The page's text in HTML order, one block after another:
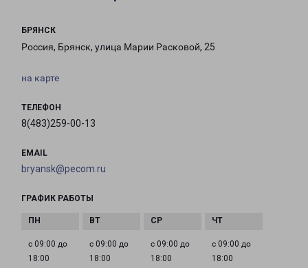
БРЯНСК
Россия, Брянск, улица Марии Расковой, 25
на карте
ТЕЛЕФОН
8(483)259-00-13
EMAIL
bryansk@pecom.ru
ГРАФИК РАБОТЫ
с 09:00 до
18:00
с 09:00 до
18:00
с 09:00 до
18:00
с 09:00 до
18:00